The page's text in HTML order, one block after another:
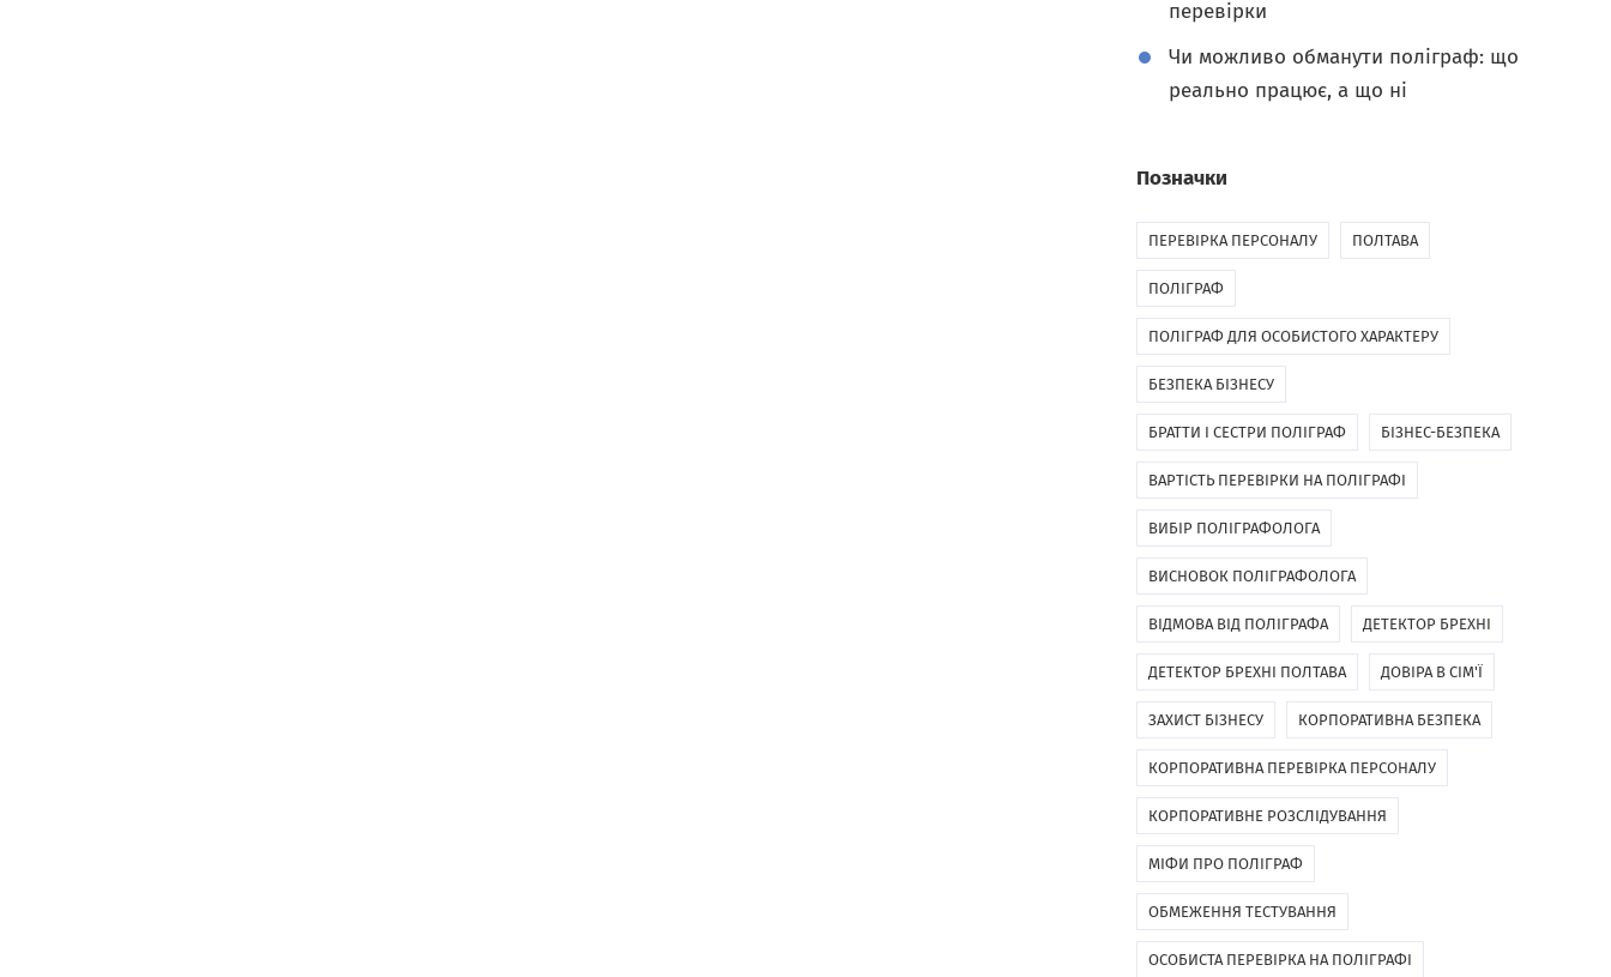
перевірки
Чи можливо обманути поліграф: що
реально працює, а що ні
Позначки
ПЕРЕВІРКА ПЕРСОНАЛУ ПОЛТАВА
ПОЛІГРАФ
ПОЛІГРАФ ДЛЯ ОСОБИСТОГО ХАРАКТЕРУ
БЕЗПЕКА БІЗНЕСУ
БРАТТИ І СЕСТРИ ПОЛІГРАФ БІЗНЕС-БЕЗПЕКА
ВАРТІСТЬ ПЕРЕВІРКИ НА ПОЛІГРАФІ
ВИБІР ПОЛІГРАФОЛОГА
ВИСНОВОК ПОЛІГРАФОЛОГА
ВІДМОВА ВІД ПОЛІГРАФА ДЕТЕКТОР БРЕХНІ
ДЕТЕКТОР БРЕХНІ ПОЛТАВА ДОВІРА В СІМ'Ї
ЗАХИСТ БІЗНЕСУ КОРПОРАТИВНА БЕЗПЕКА
КОРПОРАТИВНА ПЕРЕВІРКА ПЕРСОНАЛУ
КОРПОРАТИВНЕ РОЗСЛІДУВАННЯ
МІФИ ПРО ПОЛІГРАФ
ОБМЕЖЕННЯ ТЕСТУВАННЯ
ОСОБИСТА ПЕРЕВІРКА НА ПОЛІГРАФІ